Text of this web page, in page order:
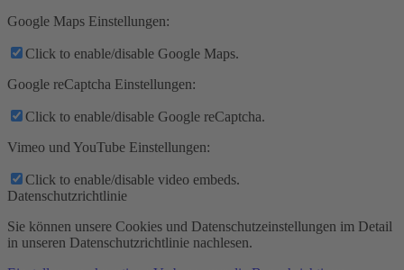
Google Maps Einstellungen:
Click to enable/disable Google Maps.
Google reCaptcha Einstellungen:
Click to enable/disable Google reCaptcha.
Vimeo und YouTube Einstellungen:
Click to enable/disable video embeds.
Datenschutzrichtlinie
Sie können unsere Cookies und Datenschutzeinstellungen im Detail
in unseren Datenschutzrichtlinie nachlesen.